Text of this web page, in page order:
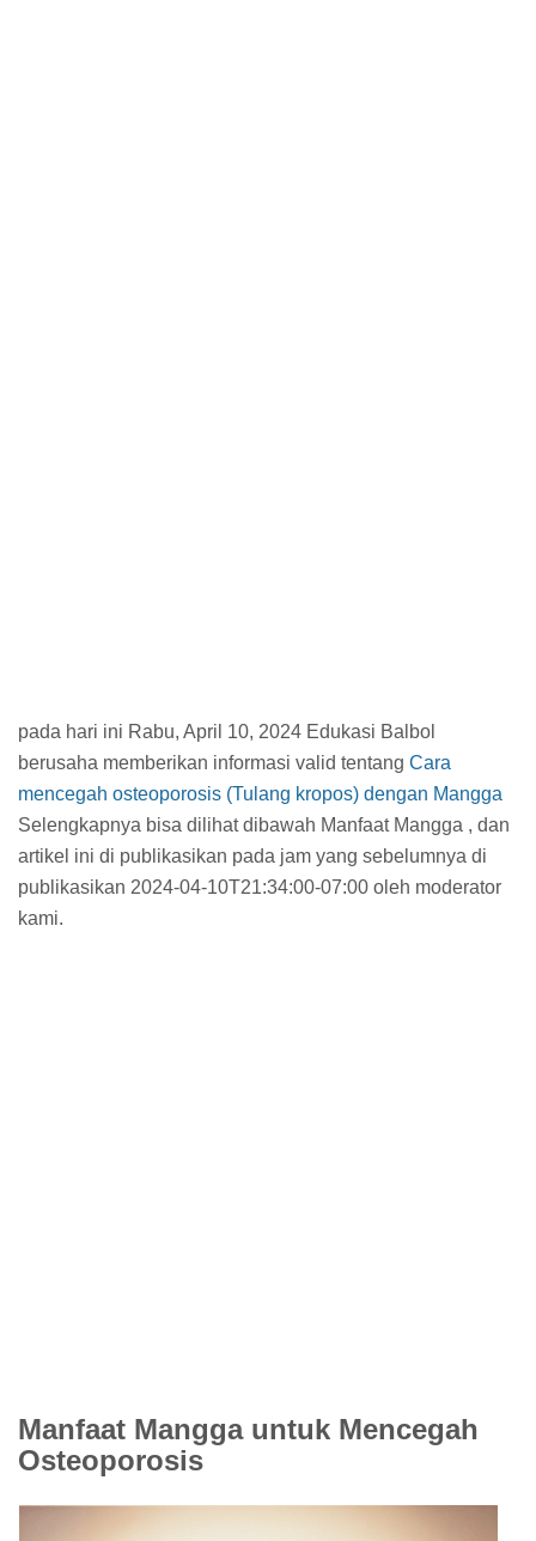
pada hari ini Rabu, April 10, 2024 Edukasi Balbol
berusaha memberikan informasi valid tentang Cara
mencegah osteoporosis (Tulang kropos) dengan Mangga
Selengkapnya bisa dilihat dibawah Manfaat Mangga , dan
artikel ini di publikasikan pada jam yang sebelumnya di
publikasikan 2024-04-10T21:34:00-07:00 oleh moderator
kami.
Manfaat Mangga untuk Mencegah
Osteoporosis